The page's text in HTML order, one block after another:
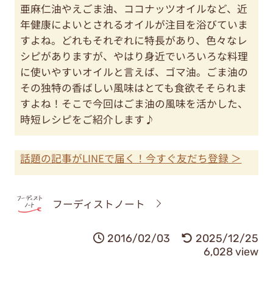
亜麻仁油やえごま油、ココナッツオイルなど、近
年健康によいとされるオイルが注目を浴びていま
すよね。どれもそれぞれに特長があり、色々なレ
シピがありますが、やはり身近でいろいろな料理
に使いやすいオイルと言えば、ゴマ油。ごま油の
その独特の香ばしい風味はとても食欲そそられま
すよね！そこで今回はごま油の風味を活かした、
時短レシピをご紹介します♪
話題の記事がLINEで届く！今すぐ友だち登録 ＞
フーディストノート
2016/02/03
2025/12/25
6,028 view